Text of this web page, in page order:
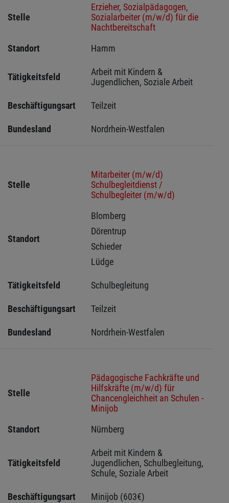
Stelle
Erzieher, Sozialpädagogen,
Sozialarbeiter (m/w/d) für die
Nachtbereitschaft
Standort
Hamm
Tätigkeitsfeld
Arbeit mit Kindern &
Jugendlichen, Soziale Arbeit
Beschäftigungsart Teilzeit
Bundesland Nordrhein-Westfalen
Stelle
Mitarbeiter (m/w/d)
Schulbegleitdienst /
Schulbegleiter (m/w/d)
Standort
Blomberg
Dörentrup
Schieder
Lüdge
Tätigkeitsfeld Schulbegleitung
Beschäftigungsart Teilzeit
Bundesland Nordrhein-Westfalen
Stelle
Pädagogische Fachkräfte und
Hilfskräfte (m/w/d) für
Chancengleichheit an Schulen -
Minijob
Standort
Nürnberg
Tätigkeitsfeld
Arbeit mit Kindern &
Jugendlichen, Schulbegleitung,
Schule, Soziale Arbeit
Beschäftigungsart Minijob (603€)